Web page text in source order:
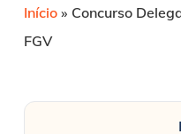
Início» Concurso
FGV